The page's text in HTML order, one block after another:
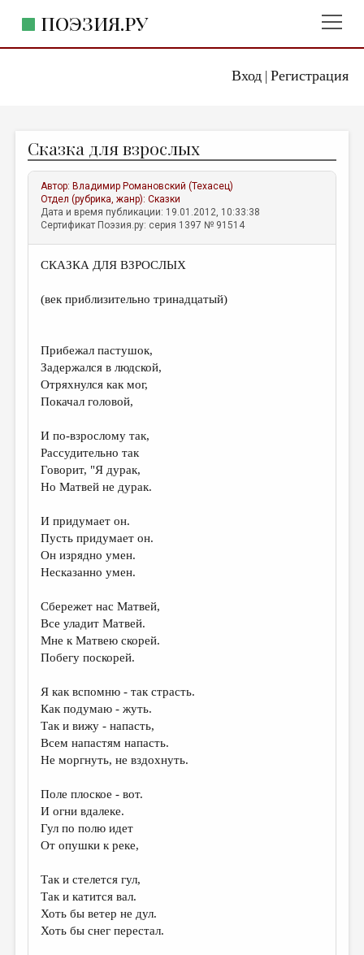
Вход| Регистрация
ПОЭЗИЯ.РУ
ЖАНРЫ
АВТОРЫ
КОММЕНТАРИИ
ЛИТСАЛОН
НОВОСТИ
ПРАВИЛА САЙТА
ИЗБРАННОЕ
ДАЙДЖЕСТ
ПЕРЕВОДЫ
КОНКУРСЫ
КНИЖНАЯ ПОЛКА
ОБЗОР ЛИТЕРАТУРЫ
ОБЪЯВЛЕНИЯ
КОЛОНКА РЕДАКТОРА
ОТ РЕДАКЦИИ
МАЛАЯ ПРОЗА
ЭССЕИСТИКА
ЛИТЕРАТУРОВЕДЕНИЕ
КУЛЬТУРОВЕДЕНИЕ
ПУБЛИЦИСТИКА
РЕЦЕНЗИРОВАНИЕ
ЦИКЛЫ ПУБЛИКАЦИЙ
ТРЕДИАКОВСКИЙ
Сказка для взрослых
Автор: Владимир Романовский (Техасец)
Отдел (рубрика, жанр):Сказки
Дата и время публикации: 19.01.2012, 10:33:38
Сертификат Поэзия.ру: серия 1397 № 91514
СКАЗКА ДЛЯ ВЗРОСЛЫХ
(век приблизительно тринадцатый)
Прибежал пастушок,
Задержался в людской,
Отряхнулся как мог,
Покачал головой,
И по-взрослому так,
Рассудительно так
Говорит, "Я дурак,
Но Матвей не дурак.
И придумает он.
Пусть придумает он.
Он изрядно умен.
Несказанно умен.
Сбережет нас Матвей,
Все уладит Матвей.
Мне к Матвею скорей.
Побегу поскорей.
Я как вспомню - так страсть.
Как подумаю - жуть.
Так и вижу - напасть,
Всем напастям напасть.
Не моргнуть, не вздохнуть.
Поле плоское - вот.
И огни вдалеке.
Гул по полю идет
От опушки к реке,
Так и стелется гул,
Так и катится вал.
Хоть бы ветер не дул.
Хоть бы снег перестал.